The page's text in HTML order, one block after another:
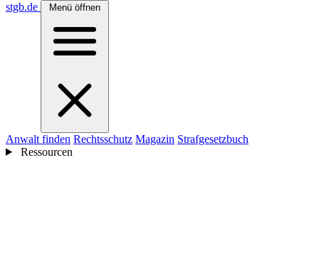
stgb.de Menü öffnen
Anwalt finden Rechtsschutz Magazin Strafgesetzbuch
Ressourcen